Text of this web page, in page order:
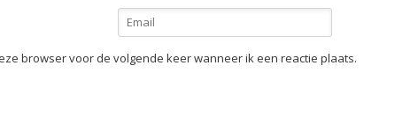
browser voor de volgende keer wanneer ik een reactie plaats.